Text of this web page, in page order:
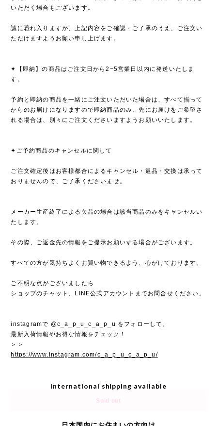
いただく場合もございます。
誠に恐れ入りますが、上記内容をご確認・ご了承のうえ、ご注文い
ただけますようお願い申し上げます。
✦【即納】の商品はご注文日から2~5営業日以内に発送いたしま
す。
予約と即納の商品を一緒にご注文いただいた場合は、すべて揃って
からのお届けになりますので即納商品のみ、先にお届けをご希望さ
れる場合は、別々にご注文くださいますようお願いいたします。
✦ご予約商品のキャンセルに関して
ご注文確定後はお客様都合によるキャンセル・返品・交換は承って
おりませんので、ご了承くださいませ。
メーカー生産終了による欠品の場合は該当商品のみをキャンセルい
たします。
その際、ご返金先の情報をご提示お願いする場合がございます。
すべての方が気持ちよくお買い物できるよう、心がけております。
ご不明な点がございましたら
ショップのチャット、LINE公式アカウントまでお問合せください。
instagramで @c_a_p_u_c_a_p_u をフォローして、
最新入荷情報やお得な情報をチェック！
＞＞
https://www.instagram.com/c_a_p_u_c_a_p_u/
International shipping available
Sold out